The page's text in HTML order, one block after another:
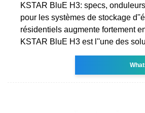
KSTAR BluE H3: specs,
pour les systèmes de stockage
résidentiels augmente fortement
KSTAR BluE H3 est l''une des